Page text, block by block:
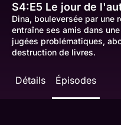
S4:E5 Le jour de
Dina, bouleversée par une
entraîne ses amis dans
jugées problématiques,
destruction de livres.
Détails Épisodes